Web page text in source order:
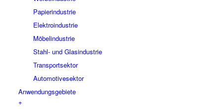
Papierindustrie
Elektroindustrie
Möbelindustrie
Stahl- und Glasindustrie
Transportsektor
Automotivesektor
Anwendungsgebiete
+